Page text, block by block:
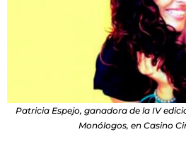
Patricia Espejo, ganadora de la IV
Monólogos, en Casino